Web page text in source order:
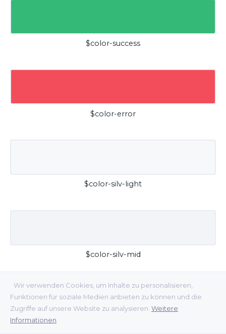
Wir verwenden Cookies, um Inhalte zu personalisieren,
Funktionen für soziale Medien anbieten zu können und die
Zugriffe auf unsere Website zu analysieren. Weitere
Informationen
$color-success
$color-error
$color-silv-light
$color-silv-mid